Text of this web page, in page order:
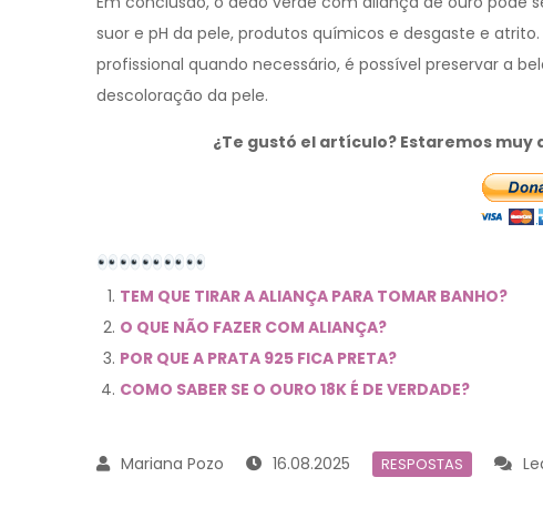
suor e pH da pele, produtos químicos e desgaste e
profissional quando necessário, é possível preservar a
descoloração da pele.
¿Te gustó el artículo? Estaremos
TEM QUE TIRAR A ALIANÇA PARA TOMAR BANHO?
O QUE NÃO FAZER COM ALIANÇA?
POR QUE A PRATA 925 FICA PRETA?
COMO SABER SE O OURO 18K É DE VERDADE?
16.08.2025 RESPOSTAS